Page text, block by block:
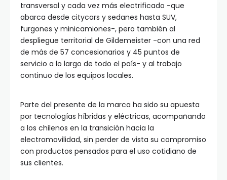
transversal y cada vez más electrificado -que
abarca desde citycars y sedanes hasta SUV,
furgones y minicamiones-, pero también al
despliegue territorial de Gildemeister -con una red
de más de 57 concesionarios y 45 puntos de
servicio a lo largo de todo el país- y al trabajo
continuo de los equipos locales.
Parte del presente de la marca ha sido su apuesta
por tecnologías híbridas y eléctricas, acompañando
a los chilenos en la transición hacia la
electromovilidad, sin perder de vista su compromiso
con productos pensados para el uso cotidiano de
sus clientes.